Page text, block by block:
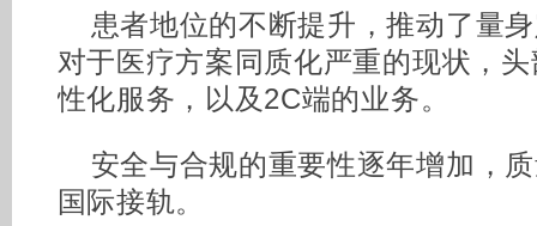
患者地位的不断提升，推动了量
对于医疗方案同质化严重的现状，
性化服务，以及2C端的业务。
安全与合规的重要性逐年增加，
国际接轨。